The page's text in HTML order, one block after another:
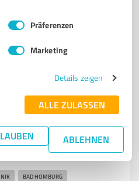
Präferenzen
Marketing
Details zeigen
ALLE ZULASSEN
ABLEHNEN
(1 Quelle)
Desor
in Bad Homburg
BAD HOMBURG